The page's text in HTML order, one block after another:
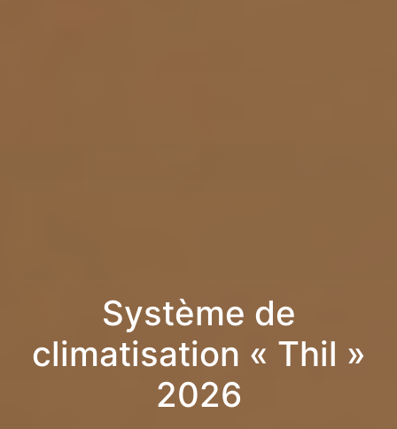
Système de
climatisation « Thil »
2026